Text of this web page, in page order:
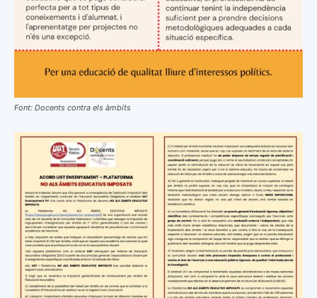
Font: Docents contra els àmbits